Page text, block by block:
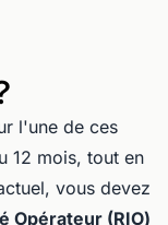
l'une de ces
12 mois, tout en
vous devez
Opérateur (RIO)